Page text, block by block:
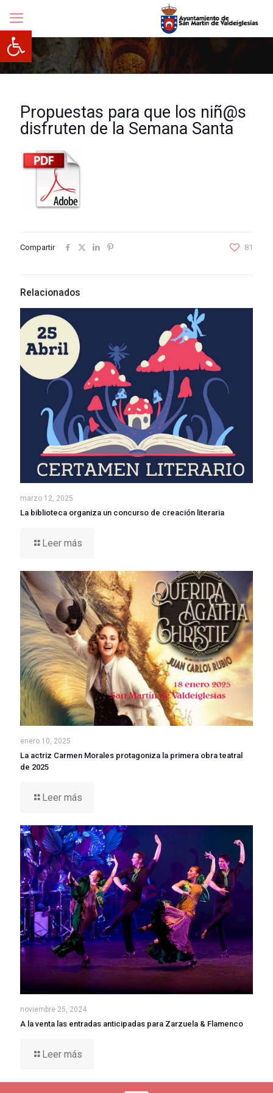
Abrir barra de herramientas
Propuestas para que los niñ@s
disfruten de la Semana Santa
Compartir 81
Relacionados
marzo 12, 2025
La biblioteca organiza un concurso de creación literaria
Leer más
enero 10, 2025
La actriz Carmen Morales protagoniza la primera obra teatral
de 2025
Leer más
noviembre 25, 2024
A la venta las entradas anticipadas para Zarzuela & Flamenco
Leer más